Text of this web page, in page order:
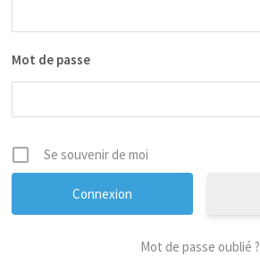
Mot de passe
Se souvenir de moi
Mot de passe oublié ?